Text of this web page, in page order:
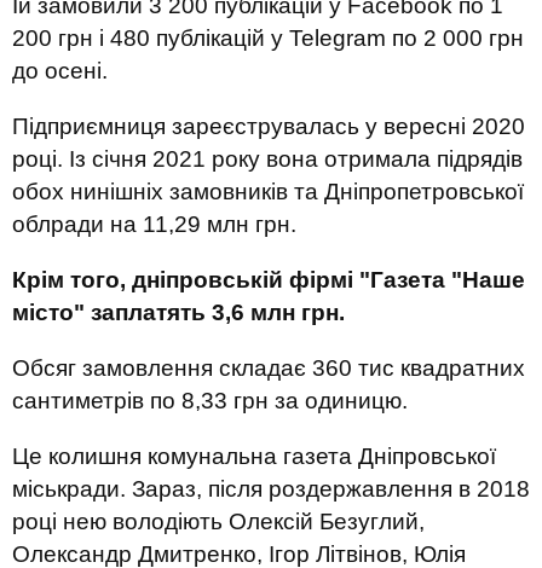
Їй замовили 3 200 публікацій у Facebook по 1
200 грн і 480 публікацій у Telegram по 2 000 грн
до осені.
Підприємниця зареєструвалась у вересні 2020
році. Із січня 2021 року вона отримала підрядів
обох нинішніх замовників та Дніпропетровської
облради на 11,29 млн грн.
Крім того, дніпровській фірмі "Газета "Наше
місто" заплатять 3,6 млн грн.
Обсяг замовлення складає 360 тис квадратних
сантиметрів по 8,33 грн за одиницю.
Це колишня комунальна газета Дніпровської
міськради. Зараз, після роздержавлення в 2018
році нею володіють Олексій Безуглий,
Олександр Дмитренко, Ігор Літвінов, Юлія